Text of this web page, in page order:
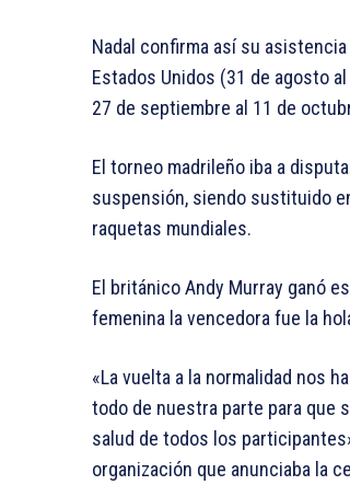
Nadal confirma así su
Estados Unidos (31 de agosto
27 de septiembre al 11 de
El torneo madrileño iba a
suspensión, siendo sustituido
raquetas mundiales.
El británico Andy Murray ganó
femenina la vencedora fue la
«La vuelta a la normalidad nos
todo de nuestra parte para que
salud de todos los
organización que anunciaba la